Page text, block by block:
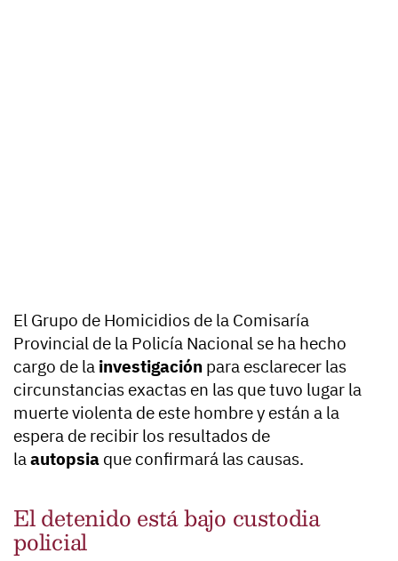
El Grupo de Homicidios de la Comisaría
Provincial de la Policía Nacional se ha hecho
cargo de la investigación para esclarecer las
circunstancias exactas en las que tuvo lugar la
muerte violenta de este hombre y están a la
espera de recibir los resultados de
laautopsia que confirmará las causas.
El detenido está bajo custodia
policial